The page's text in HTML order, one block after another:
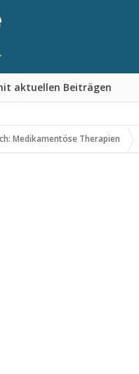
aktuellen Beiträgen
Medikamentöse Therapien